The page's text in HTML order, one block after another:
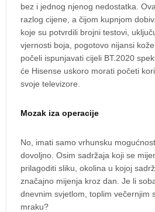
bez i jednog njenog nedostatka.
razlog cijene, a čijom kupnjom
koje su potvrdili brojni testovi,
vjernosti boja, pogotovo nijansi
počeli ispunjavati cijeli BT.2020
će Hisense uskoro morati početi
svoje televizore.
Mozak iza operacije
No, imati samo vrhunsku
dovoljno. Osim sadržaja koji se
prilagoditi sliku, okolina u kojoj
značajno mijenja kroz dan. Je li
dnevnim svjetlom, toplim večernjim
mraku?